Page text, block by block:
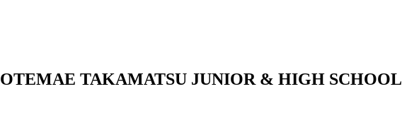
OTEMAE TAKAMATSU JUNIOR & HIGH SCHOOL